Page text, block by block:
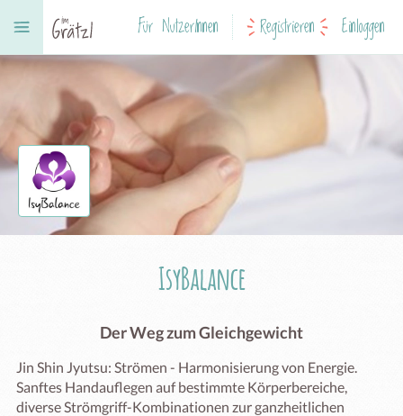
Für NutzerInnen Registrieren Einloggen
IsyBalance
Der Weg zum Gleichgewicht
Jin Shin Jyutsu: Strömen - Harmonisierung von Energie.
Sanftes Handauflegen auf bestimmte Körperbereiche,
diverse Strömgriff-Kombinationen zur ganzheitlichen